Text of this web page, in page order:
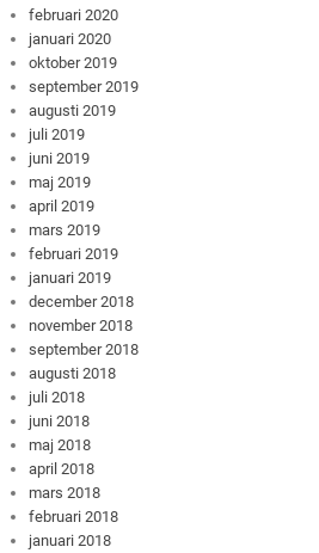
februari 2020
januari 2020
oktober 2019
september 2019
augusti 2019
juli 2019
juni 2019
maj 2019
april 2019
mars 2019
februari 2019
januari 2019
december 2018
november 2018
september 2018
augusti 2018
juli 2018
juni 2018
maj 2018
april 2018
mars 2018
februari 2018
januari 2018